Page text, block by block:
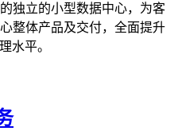
独立的小型数据中心，为客
整体产品及交付，全面提升
水平。